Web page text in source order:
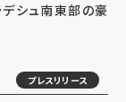
シュ南東部の豪
プレスリリース